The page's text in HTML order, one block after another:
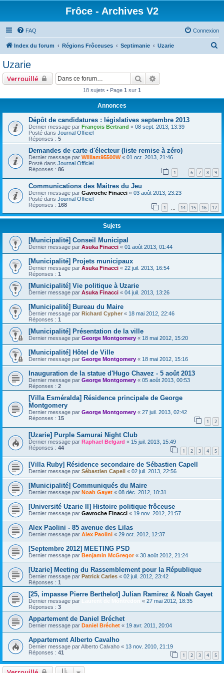
Frôce - Archives V2
FAQ Connexion
Index du forum Régions Frôceuses Septimanie Uzarie
Uzarie
Verrouillé Rechercher
18 sujets • Page 1 sur 1
Annonces
Dépôt de candidatures : législatives septembre 2013
Dernier message par François Bertrand « 08 sept. 2013, 13:39
Posté dans Journal Officiel
Réponses : 5
Demandes de carte d'électeur (liste remise à zéro)
Dernier message par William95500W« 01 oct. 2013, 21:46
Posté dans Journal Officiel
Réponses : 86 1 … 6 7 8 9
Communications des Maitres du Jeu
Dernier message par Gavroche Finacci « 03 août 2013, 23:23
Posté dans Journal Officiel
Réponses : 168 1 14 15 16 17
Sujets
[Municipalité] Conseil Municipal
Dernier message par Asuka Finacci « 01 août 2013, 01:44
[Municipalité] Projets municipaux
Dernier message par Asuka Finacci « 22 juil. 2013, 16:54
Réponses : 1
[Municipalité] Vie politique à Uzarie
Dernier message par Asuka Finacci « 04 juil. 2013, 13:26
[Municipalité] Bureau du Maire
Dernier message par Richard Cypher « 18 mai 2012, 22:46
Réponses : 1
[Municipalité] Présentation de la ville
Dernier message par George Montgomery « 18 mai 2012, 15:20
[Municipalité] Hôtel de Ville
Dernier message par George Montgomery « 18 mai 2012, 15:16
Inauguration de la statue d'Hugo Chavez - 5 août 2013
Dernier message par George Montgomery « 05 août 2013, 00:53
Réponses : 2
[Villa Esméralda] Résidence principale de George
Montgomery
Dernier message par George Montgomery « 27 juil. 2013, 02:42
Réponses : 15 1 2
[Uzarie] Purple Samurai Night Club
Dernier message par Raphael Belgard « 15 juil. 2013, 15:49
Réponses : 44 1 2 3 4 5
[Villa Ruby] Résidence secondaire de Sébastien Capell
Dernier message par Sébastien Capell « 02 juil. 2013, 22:56
[Municipalité] Communiqués du Maire
Dernier message par Noah Gayet « 08 déc. 2012, 10:31
[Université Uzarie II] Histoire politique frôceuse
Dernier message par Gavroche Finacci « 19 nov. 2012, 21:57
Alex Paolini - 85 avenue des Lilas
Dernier message par Alex Paolini « 29 oct. 2012, 12:37
[Septembre 2012] MEETING PSD
Dernier message par Benjamin McGregor« 30 août 2012, 21:24
[Uzarie] Meeting du Rassemblement pour la République
Dernier message par Patrick Carles « 02 juil. 2012, 23:42
Réponses : 1
[25, impasse Pierre Berthelot] Julian Ramirez & Noah Gayet
Dernier message par « 27 mai 2012, 18:35
Réponses : 3
Appartement de Daniel Bréchet
Dernier message par Daniel Bréchet « 19 avr. 2011, 20:04
Appartement Alberto Cavalho
Dernier message parAlberto Calvaho « 13 nov. 2010, 21:19
Réponses : 41 1 2 3 4 5